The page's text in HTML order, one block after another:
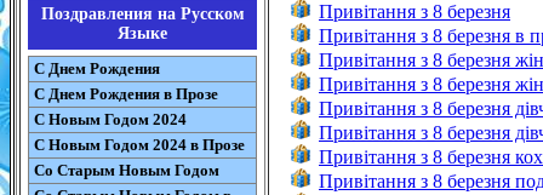
Поздравления на Русском
Языке
С Днем Рождения
С Днем Рождения в Прозе
С Новым Годом 2024
С Новым Годом 2024 в Прозе
Со Старым Новым Годом
Привітання з 8 березня
Привітання з 8 березня в
Привітання з 8 березня
Привітання з 8 березня
Привітання з 8 березня
Привітання з 8 березня
Привітання з 8 березня
Привітання з 8 березня